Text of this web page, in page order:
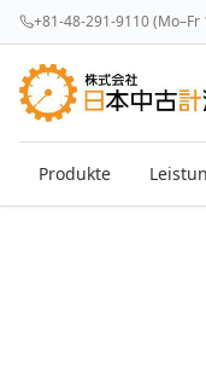
+81-48-291-9110 (Mo–Fr
Produkte